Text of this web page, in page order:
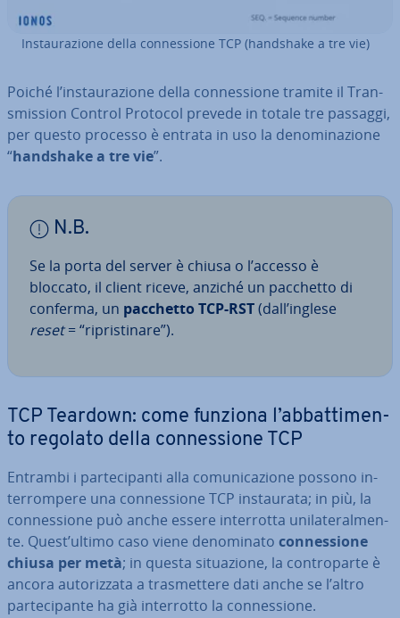
In­stau­ra­zio­ne della con­nes­sio­ne TCP (handshake a tre vie)
Poiché l’in­stau­ra­zio­ne della con­nes­sio­ne tramite il Tran­
smis­sion Control Protocol prevede in totale tre passaggi,
per questo processo è entrata in uso la de­no­mi­na­zio­ne
“handshake a tre vie”.
N.B.
Se la porta del server è chiusa o l’accesso è
bloccato, il client riceve, anziché un pacchetto di
conferma, un pacchetto TCP-RST(dall’inglese
reset= “ri­pri­sti­na­re”).
TCP Teardown: come funziona l’ab­bat­ti­men­
to regolato della con­nes­sio­ne TCP
Entrambi i par­te­ci­pan­ti alla co­mu­ni­ca­zio­ne possono in­
ter­rom­pe­re una con­nes­sio­ne TCP in­stau­ra­ta; in più, la
con­nes­sio­ne può anche essere in­ter­rot­ta uni­la­te­ral­men­
te. Quest’ultimo caso viene de­no­mi­na­to con­nes­sio­ne
chiusa per metà; in questa si­tua­zio­ne, la con­tro­par­te è
ancora au­to­riz­za­ta a tra­smet­te­re dati anche se l’altro
par­te­ci­pan­te ha già in­ter­rot­to la con­nes­sio­ne.